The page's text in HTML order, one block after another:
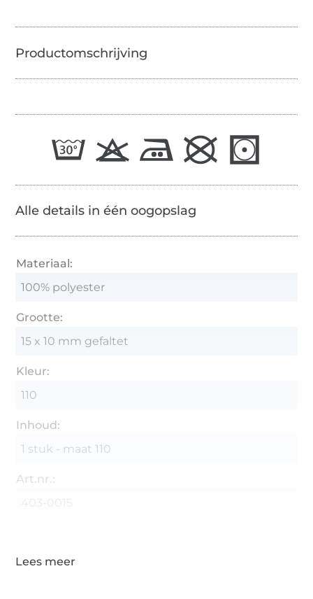
Alle details in één oogopslag
Materiaal:
100% polyester
Grootte:
15 x 10 mm gefaltet
Kleur:
110
Inhoud:
1 stuk - maat 110
Art.nr.: